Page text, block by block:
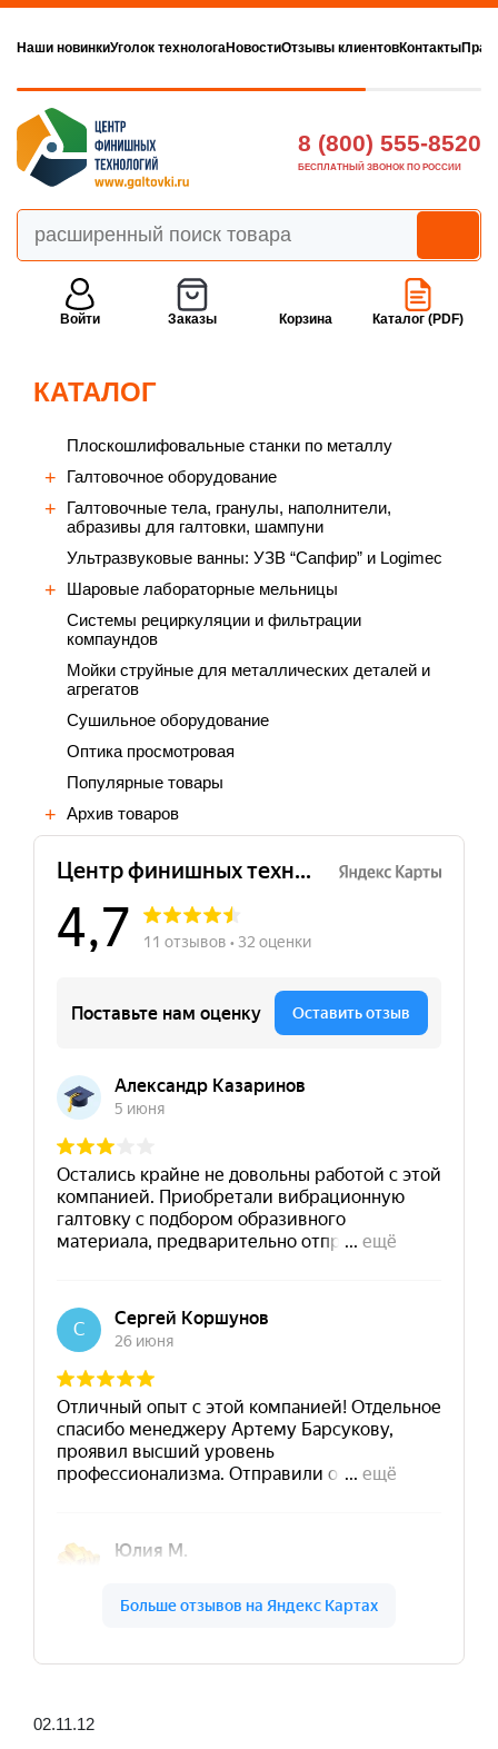
Наши новинкиУголок технологаНовостиОтзывы клиентовКонтакты
8 (800) 555-8520
БЕСПЛАТНЫЙ ЗВОНОК ПО РОССИИ
Войти Заказы Корзина Каталог (PDF)
КАТАЛОГ
Плоскошлифовальные станки по металлу
Галтовочное оборудование
Галтовочные тела, гранулы, наполнители,
абразивы для галтовки, шампуни
Ультразвуковые ванны: УЗВ “Сапфир” и Logimec
Шаровые лабораторные мельницы
Cистемы рециркуляции и фильтрации
компаундов
Мойки струйные для металлических деталей и
агрегатов
Сушильное оборудование
Оптика просмотровая
Популярные товары
Архив товаров
02.11.12